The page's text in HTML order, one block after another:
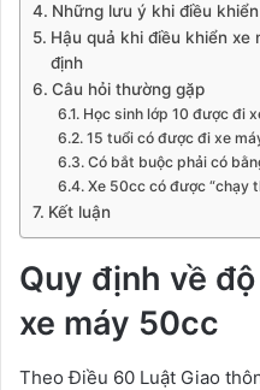
Những lưu ý khi điều
Hậu quả khi điều khiển
định
Câu hỏi thường gặp
Học sinh lớp 10 được đi
15 tuổi có được đi xe
Có bắt buộc phải có
Xe 50cc có được “chạy
Kết luận
Quy định về
xe máy 50cc
Theo Điều 60 Luật Giao